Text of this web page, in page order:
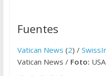
Fuentes
Vatican News (2) /
Vatican News / Foto: